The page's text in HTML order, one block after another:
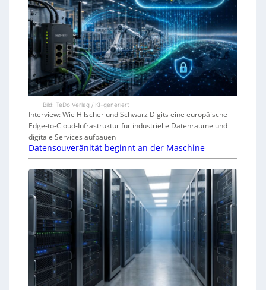
Bild: TeDo Verlag / KI-generiert
Interview: Wie Hilscher und Schwarz Digits eine europäische
Edge-to-Cloud-Infrastruktur für industrielle Datenräume und
digitale Services aufbauen
Datensouveränität beginnt an der Maschine